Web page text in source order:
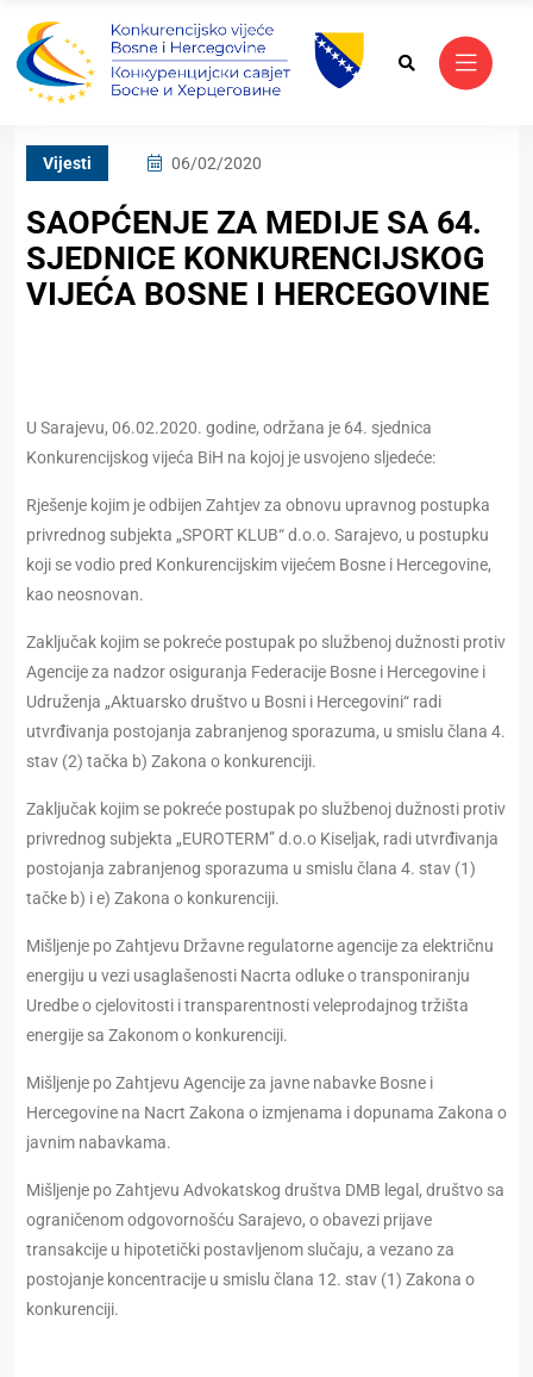
Vijesti 06/02/2020
SAOPĆENJE ZA MEDIJE SA 64.
SJEDNICE KONKURENCIJSKOG
VIJEĆA BOSNE I HERCEGOVINE
U Sarajevu, 06.02.2020. godine, održana je 64. sjednica
Konkurencijskog vijeća BiH na kojoj je usvojeno sljedeće:
Rješenje kojim je odbijen Zahtjev za obnovu upravnog postupka
privrednog subjekta „SPORT KLUB“ d.o.o. Sarajevo, u postupku
koji se vodio pred Konkurencijskim vijećem Bosne i Hercegovine,
kao neosnovan.
Zaključak kojim se pokreće postupak po službenoj dužnosti protiv
Agencije za nadzor osiguranja Federacije Bosne i Hercegovine i
Udruženja „Aktuarsko društvo u Bosni i Hercegovini“ radi
utvrđivanja postojanja zabranjenog sporazuma, u smislu člana 4.
stav (2) tačka b) Zakona o konkurenciji.
Zaključak kojim se pоkrеćе postupak po službenoj dužnosti protiv
privrednog subjekta „EUROTERM” d.o.o Kiseljak, radi utvrđivanja
postojanja zabranjenog sporazuma u smislu člana 4. stav (1)
tačke b) i e) Zakona o konkurenciji.
Mišljenje po Zahtjevu Državne regulatorne agencije za električnu
energiju u vezi usaglašenosti Nacrta odluke o transponiranju
Uredbe o cjelovitosti i transparentnosti veleprodajnog tržišta
energije sa Zakonom o konkurenciji.
Mišljenje po Zahtjevu Agencije za javne nabavke Bosne i
Hercegovine na Nacrt Zakona o izmjenama i dopunama Zakona o
javnim nabavkama.
Mišljenje po Zahtjevu Advokatskog društva DMB legal, društvo sa
ograničenom odgovornošću Sarajevo, o obavezi prijave
transakcije u hipotetički postavljenom slučaju, a vezano za
postojanje koncentracije u smislu člana 12. stav (1) Zakona o
konkurenciji.